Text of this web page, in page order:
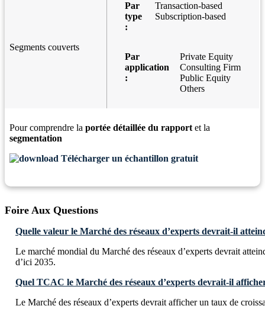
Segments couverts
Par
type
:
Transaction-based
Subscription-based
Par
application
:
Private Equity
Consulting Firm
Public Equity
Others
Pour comprendre la portée détaillée du rapport et la
segmentation
Télécharger un échantillon gratuit
Foire Aux Questions
Quelle valeur le Marché des réseaux d’experts devrait-il
Le marché mondial du Marché des réseaux d’experts devrait
d’ici 2035.
Quel TCAC le Marché des réseaux d’experts devrait-il
Le Marché des réseaux d’experts devrait afficher un taux de